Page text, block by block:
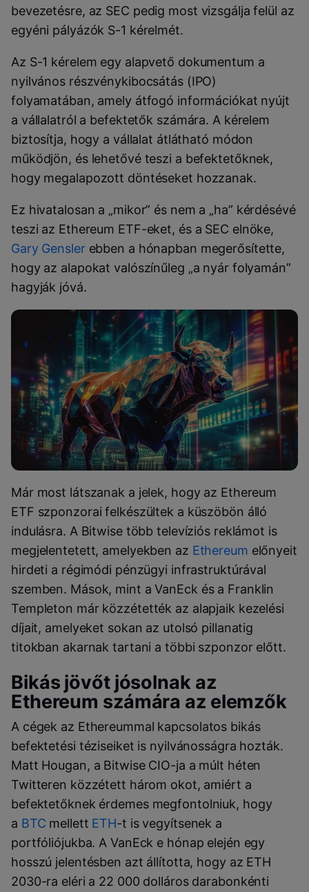
bevezetésre, az SEC pedig most vizsgálja felül az
egyéni pályázók S-1 kérelmét.
Az S-1 kérelem egy alapvető dokumentum a
nyilvános részvénykibocsátás (IPO)
folyamatában, amely átfogó információkat nyújt
a vállalatról a befektetők számára. A kérelem
biztosítja, hogy a vállalat átlátható módon
működjön, és lehetővé teszi a befektetőknek,
hogy megalapozott döntéseket hozzanak.
Ez hivatalosan a „mikor” és nem a „ha” kérdésévé
teszi az Ethereum ETF-eket, és a SEC elnöke,
Gary Genslerebben a hónapban megerősítette,
hogy az alapokat valószínűleg „a nyár folyamán”
hagyják jóvá.
Már most látszanak a jelek, hogy az Ethereum
ETF szponzorai felkészültek a küszöbön álló
indulásra. A Bitwise több televíziós reklámot is
megjelentetett, amelyekben az Ethereum előnyeit
hirdeti a régimódi pénzügyi infrastruktúrával
szemben. Mások, mint a VanEck és a Franklin
Templeton már közzétették az alapjaik kezelési
díjait, amelyeket sokan az utolsó pillanatig
titokban akarnak tartani a többi szponzor előtt.
Bikás jövőt jósolnak az
Ethereum számára az elemzők
A cégek az Ethereummal kapcsolatos bikás
befektetési téziseiket is nyilvánosságra hozták.
Matt Hougan, a Bitwise CIO-ja a múlt héten
Twitteren közzétett három okot, amiért a
befektetőknek érdemes megfontolniuk, hogy
a BTC mellett ETH-t is vegyítsenek a
portfóliójukba. A VanEck e hónap elején egy
hosszú jelentésben azt állította, hogy az ETH
2030-ra eléri a 22 000 dolláros darabonkénti